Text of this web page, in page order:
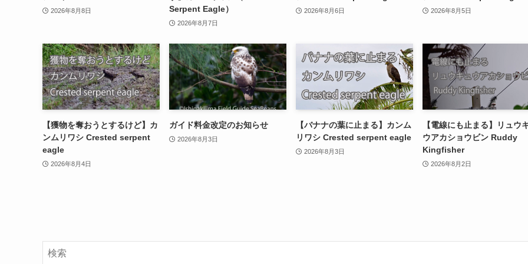
2026年8月8日
Serpent Eagle）
2026年8月7日
2026年8月6日 2026年8月5日
【獲物を奪おうとするけど】カ
ンムリワシ Crested serpent
eagle
2026年8月4日
ガイド料金改定のお知らせ
2026年8月3日
【バナナの葉に止まる】カンム
リワシ Crested serpent eagle
2026年8月3日
【電線にも止まる】リュウ
ウアカショウビン Ruddy
Kingfisher
2026年8月2日